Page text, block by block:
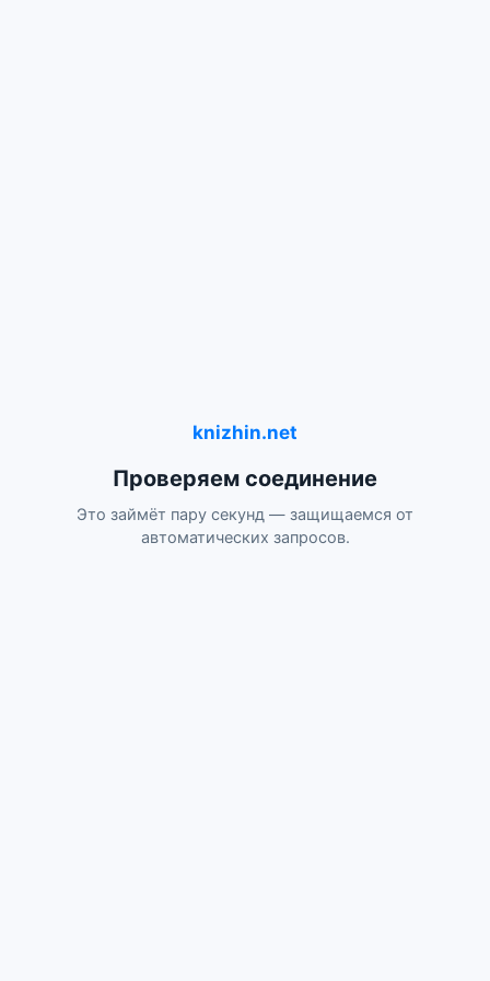
knizhin.net
Проверяем соединение
Это займёт пару секунд — защищаемся от
автоматических запросов.